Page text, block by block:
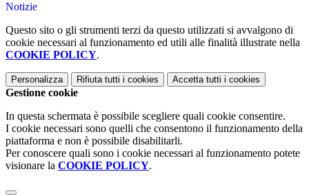
Notizie
Questo sito o gli strumenti terzi da questo utilizzati si avvalgono di
cookie necessari al funzionamento ed utili alle finalità illustrate nella
COOKIE POLICY.
Personalizza Rifiuta tutti i cookies Accetta tutti i cookies
Gestione cookie
In questa schermata è possibile scegliere quali cookie consentire.
I cookie necessari sono quelli che consentono il funzionamento della
piattaforma e non è possibile disabilitarli.
Per conoscere quali sono i cookie necessari al funzionamento potete
visionare la COOKIE POLICY.